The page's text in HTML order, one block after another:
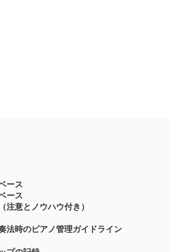
ース
ース
注意とノウハウ付き）
法時のピアノ管理ガイドライン